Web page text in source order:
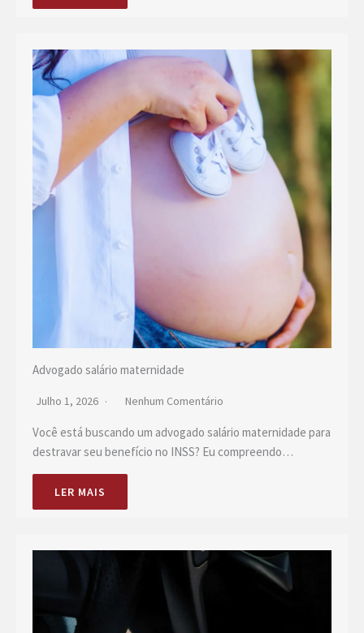
Advogado salário maternidade
Julho 1, 2026 Nenhum Comentário
Você está buscando um advogado salário maternidade para
destravar seu benefício no INSS? Eu compreendo…
LER MAIS